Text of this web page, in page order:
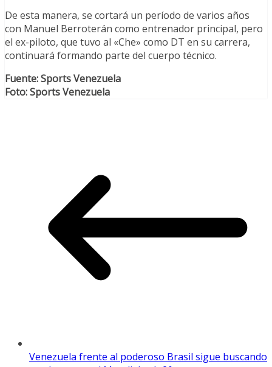
De esta manera, se cortará un período de varios años
con Manuel Berroterán como entrenador principal, pero
el ex-piloto, que tuvo al «Che» como DT en su carrera,
continuará formando parte del cuerpo técnico.
Fuente: Sports Venezuela
Foto: Sports Venezuela
Venezuela frente al poderoso Brasil sigue buscando